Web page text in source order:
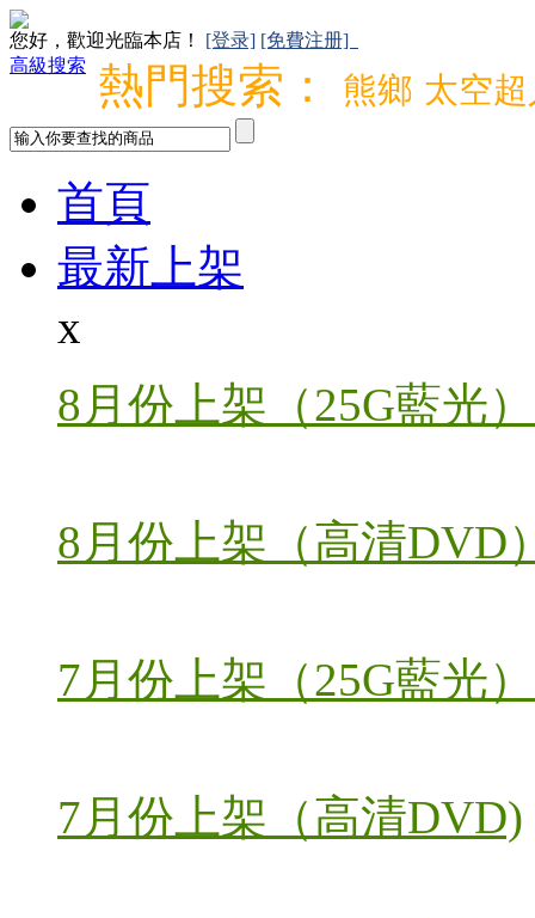
您好，歡迎光臨本店！ [登录] [免費注册]
高級搜索
熱門搜索： 熊鄉 太空
首頁
最新上架
x
8月份上架（25G藍光）
8月份上架（高清DVD
7月份上架（25G藍光）
7月份上架（高清DVD)